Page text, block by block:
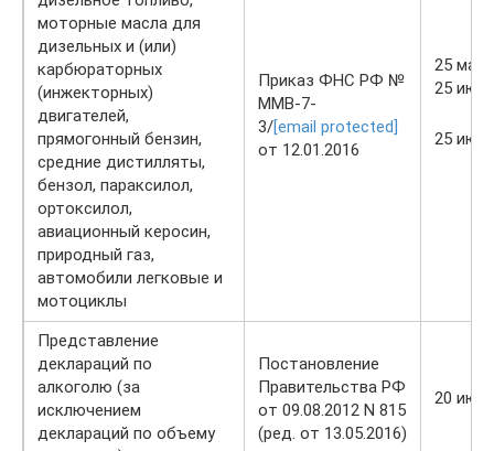
моторные масла для
дизельных и (или)
карбюраторных
(инжекторных)
двигателей,
прямогонный бензин,
средние дистилляты,
бензол, параксилол,
ортоксилол,
авиационный керосин,
природный газ,
автомобили легковые и
мотоциклы
Приказ ФНС РФ №
ММВ-7-
3/[email protected]
от 12.01.2016
25 мая
25
25
Представление
деклараций по
алкоголю (за
исключением
деклараций по объему
Постановление
Правительства РФ
от 09.08.2012 N 815
(ред. от 13.05.2016)
20